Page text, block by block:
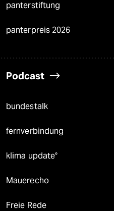
panterstiftung
panterpreis 2026
Podcast
bundestalk
fernverbindung
klima update°
Mauerecho
Freie Rede